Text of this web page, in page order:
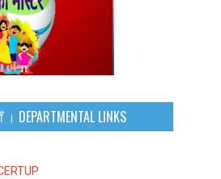
DEPARTMENTAL LINKS